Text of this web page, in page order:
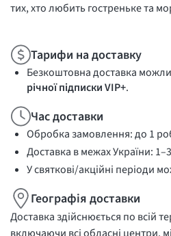
тих, хто любить гостреньке та
Тарифи на доставку
Безкоштовна доставка
річної підписки VIP+.
Час доставки
Обробка замовлення: до 1
Доставка в межах України:
У святкові/акційні періоди
Географія доставки
Доставка здійснюється по всій